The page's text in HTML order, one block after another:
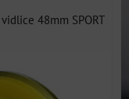
48mm SPORT